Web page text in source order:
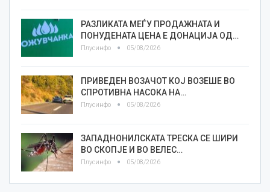
РАЗЛИКАТА МЕЃУ ПРОДАЖНАТА И
ПОНУДЕНАТА ЦЕНА Е ДОНАЦИЈА ОД…
Плусинфо 05/08/2026
ПРИВЕДЕН ВОЗАЧОТ КОЈ ВОЗЕШЕ ВО
СПРОТИВНА НАСОКА НА…
Плусинфо 05/08/2026
ЗАПАДНОНИЛСКАТА ТРЕСКА СЕ ШИРИ
ВО СКОПЈЕ И ВО ВЕЛЕС…
Плусинфо 05/08/2026